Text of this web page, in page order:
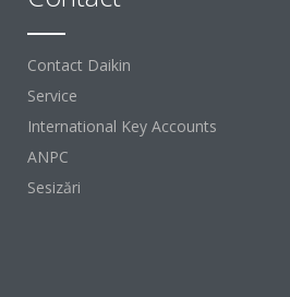
Contact Daikin
Service
International Key Accounts
ANPC
Sesizări